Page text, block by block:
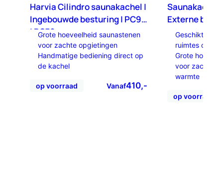
Harvia Cilindro saunakachel |
Ingebouwde besturing | PC90
| PC70
Grote hoeveelheid saunastenen
voor zachte opgietingen
Handmatige bediening direct op
de kachel
op voorraad Vanaf410,-
Saunakachel
Externe
Geschikt voor
ruimtes oa in
Grote
voor zachte
warmte
op voorraad